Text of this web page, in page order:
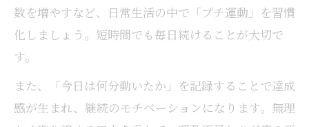
数を増やすなど、日常生活の中で「プチ運動」を習慣
化しましょう。短時間でも毎日続けることが大切で
す。
また、「今日は何分動いたか」を記録することで達成
感が生まれ、継続のモチベーションになります。無理